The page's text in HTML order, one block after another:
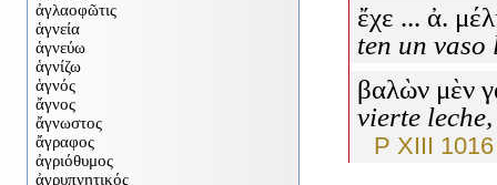
ἔχε ... ἀ.
ten un vaso
βαλὼν μὲν
vierte
P XIII 1016